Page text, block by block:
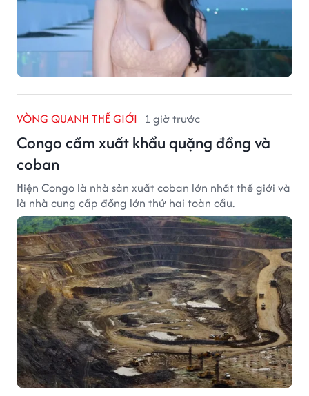
VÒNG QUANH THẾ GIỚI 1 giờ trước
Congo cấm xuất khẩu quặng đồng và
coban
Hiện Congo là nhà sản xuất coban lớn nhất thế giới và
là nhà cung cấp đồng lớn thứ hai toàn cầu.